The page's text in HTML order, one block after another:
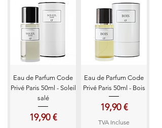
Eau de Parfum Code
Privé Paris 50ml - Soleil
salé
Prix
19,90 €
Eau de Parfum Code
Privé Paris 50ml - Bois
Prix
19,90 €
TVA Incluse